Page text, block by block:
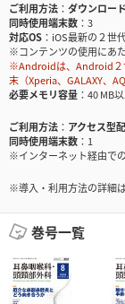
ご利用方法
ダウンロー
同時使用端末数
3
対応OS
iOS最新の２世
※コンテンツの使用にあ
※Androidは、Android２
末（Xperia、GALAXY、
必要メモリ容量
40 MB
ご利用方法
アクセス型
同時使用端末数
1
※インターネット経由で
※導入・利用方法の詳細は
巻号一覧